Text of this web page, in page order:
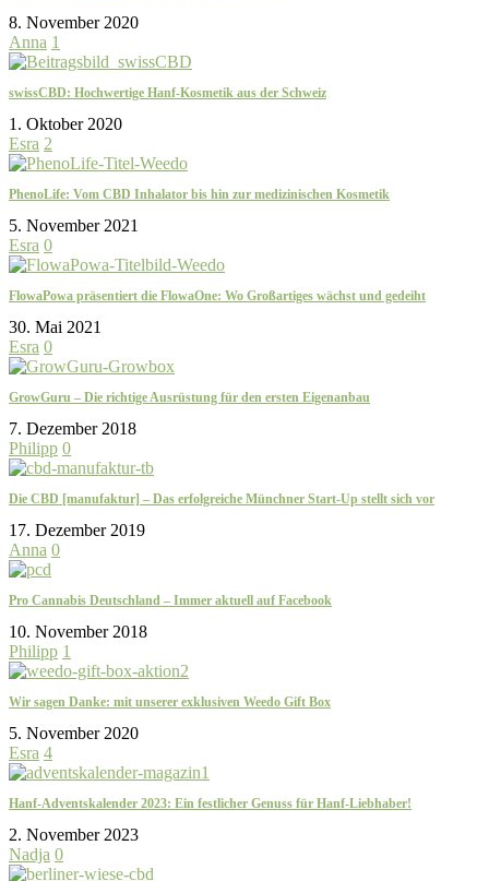
8. November 2020
Anna 1
swissCBD: Hochwertige Hanf-Kosmetik aus der Schweiz
1. Oktober 2020
Esra 2
PhenoLife: Vom CBD Inhalator bis hin zur medizinischen Kosmetik
5. November 2021
Esra 0
FlowaPowa präsentiert die FlowaOne: Wo Großartiges wächst und gedeiht
30. Mai 2021
Esra 0
GrowGuru – Die richtige Ausrüstung für den ersten Eigenanbau
7. Dezember 2018
Philipp 0
Die CBD [manufaktur] – Das erfolgreiche Münchner Start-Up stellt sich vor
17. Dezember 2019
Anna 0
Pro Cannabis Deutschland – Immer aktuell auf Facebook
10. November 2018
Philipp 1
Wir sagen Danke: mit unserer exklusiven Weedo Gift Box
5. November 2020
Esra 4
Hanf-Adventskalender 2023: Ein festlicher Genuss für Hanf-Liebhaber!
2. November 2023
Nadja 0